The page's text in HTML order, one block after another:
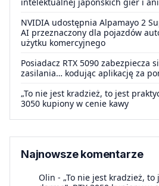
NVIDIA udostępnia Alpamayo 2
AI przeznaczony dla pojazdów
użytku komercyjnego
Posiadacz RTX 5090 zabezpiecza
zasilania… kodując aplikację za
„To nie jest kradzież, to jest
3050 kupiony w cenie kawy
Najnowsze komentarze
Olin - „To nie jest kradzież,